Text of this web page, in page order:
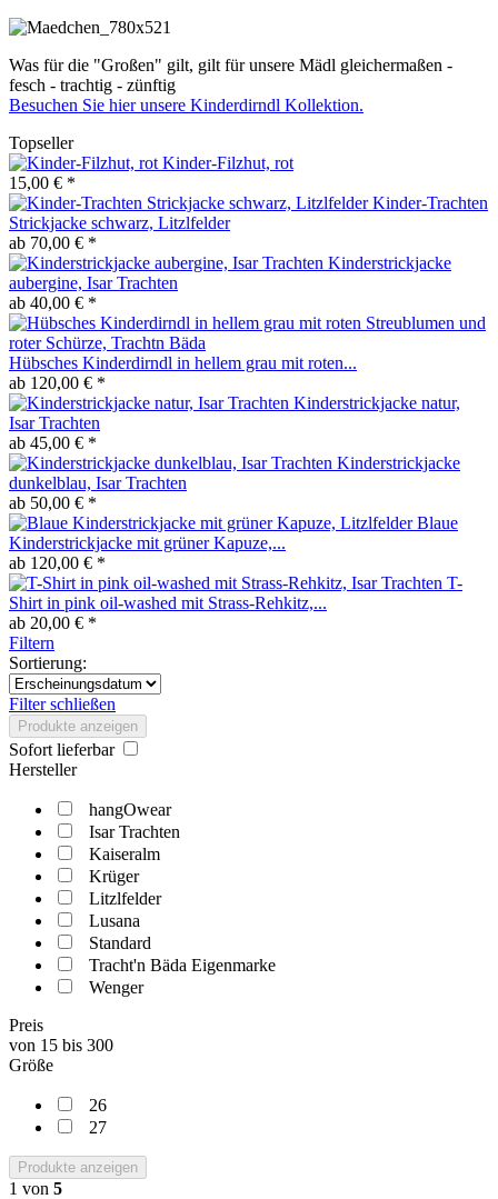
Was für die "Großen" gilt, gilt für unsere Mädl gleichermaßen -
fesch - trachtig - zünftig
Besuchen Sie hier unsere Kinderdirndl Kollektion.
Topseller
Kinder-Filzhut, rot
15,00 € *
Kinder-Trachten
Strickjacke schwarz, Litzlfelder
ab 70,00 € *
Kinderstrickjacke
aubergine, Isar Trachten
ab 40,00 € *
Hübsches Kinderdirndl in hellem grau mit roten...
ab 120,00 € *
Kinderstrickjacke natur,
Isar Trachten
ab 45,00 € *
Kinderstrickjacke
dunkelblau, Isar Trachten
ab 50,00 € *
Blaue
Kinderstrickjacke mit grüner Kapuze,...
ab 120,00 € *
T-
Shirt in pink oil-washed mit Strass-Rehkitz,...
ab 20,00 € *
Filtern
Sortierung:
Filter schließen
Produkte anzeigen
Sofort lieferbar
Hersteller
hangOwear
Isar Trachten
Kaiseralm
Krüger
Litzlfelder
Lusana
Standard
Tracht'n Bäda Eigenmarke
Wenger
Preis
von 15 bis 300
Größe
26
27
Produkte anzeigen
1 von 5